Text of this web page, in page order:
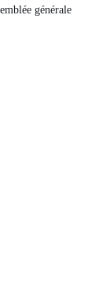
générale